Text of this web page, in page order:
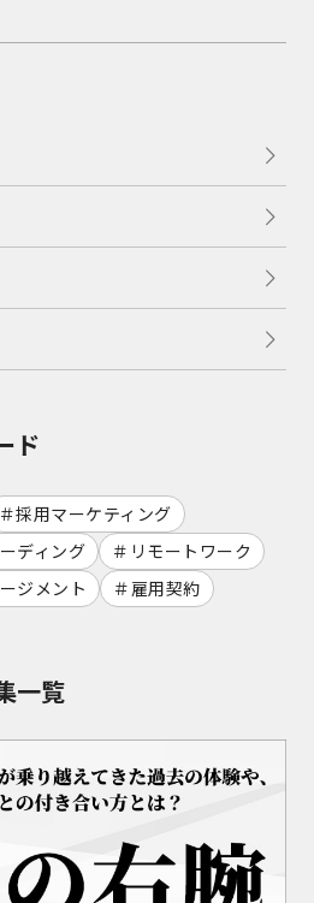
ド
採用マーケティング
ディング
リモートワーク
ジメント 雇用契約
一覧